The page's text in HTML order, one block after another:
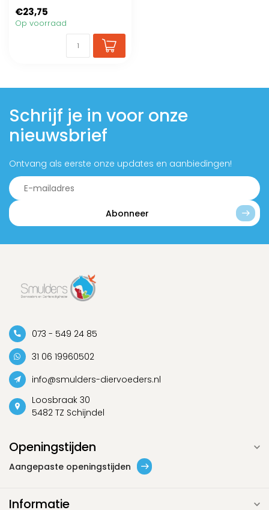
€23,75
Op voorraad
Schrijf je in voor onze
nieuwsbrief
Ontvang als eerste onze updates en aanbiedingen!
Abonneer
073 - 549 24 85
31 06 19960502
info@smulders-diervoeders.nl
Loosbraak 30
5482 TZ Schijndel
Openingstijden
Aangepaste openingstijden
Informatie